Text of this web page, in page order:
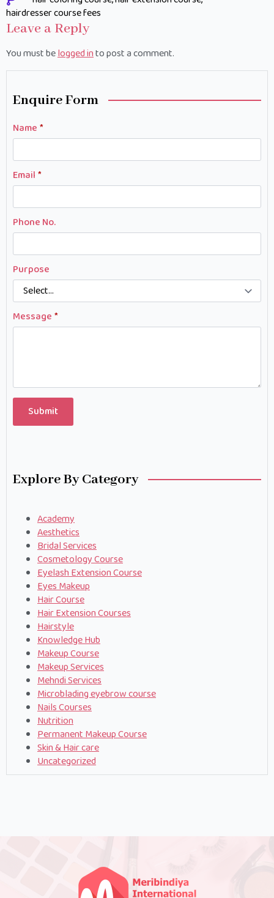
hairdresser course fees
Leave a Reply
You must belogged into post a comment.
Enquire Form
Name *
Email *
Phone No.
Purpose
Message *
Submit
Explore By Category
Academy
Aesthetics
Bridal Services
Cosmetology Course
Eyelash Extension Course
Eyes Makeup
Hair Course
Hair Extension Courses
Hairstyle
Knowledge Hub
Makeup Course
Makeup Services
Mehndi Services
Microblading eyebrow course
Nails Courses
Nutrition
Permanent Makeup Course
Skin & Hair care
Uncategorized